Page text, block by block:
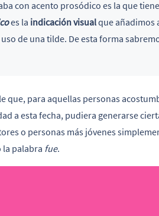
con acento prosódico es la que
es la indicación visualque añadimos
de una tilde. De esta forma
que, para aquellas personas
a esta fecha, pudiera generarse
o personas más jóvenes
palabra fue.